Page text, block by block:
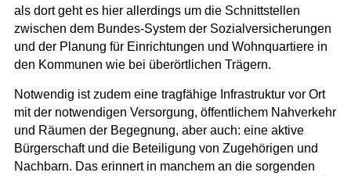
als dort geht es hier allerdings um die Schnittstellen
zwischen dem Bundes-System der Sozialversicherungen
und der Planung für Einrichtungen und Wohnquartiere in
den Kommunen wie bei überörtlichen Trägern.
Notwendig ist zudem eine tragfähige Infrastruktur vor Ort
mit der notwendigen Versorgung, öffentlichem Nahverkehr
und Räumen der Begegnung, aber auch: eine aktive
Bürgerschaft und die Beteiligung von Zugehörigen und
Nachbarn. Das erinnert in manchem an die sorgenden